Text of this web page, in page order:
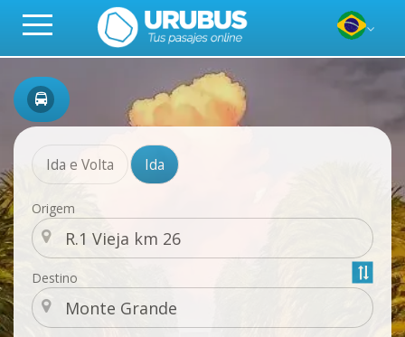
Ida e Volta Ida
Origem
Destino